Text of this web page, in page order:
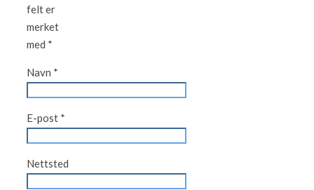
felt er
merket
med *
Navn *
E-post *
Nettsted